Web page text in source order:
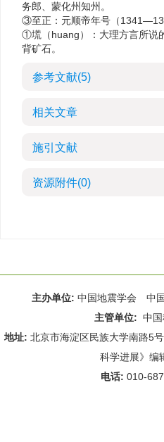
务郎、蒙化州知州。
③至正：元顺帝年号（
①塃（huang）：大理方言所说
背矿石。
参考文献(5)
相关文章
施引文献
资源附件(0)
主办单位: 中国地震学会 中
主管单位: 中
地址: 北京市海淀区民族大学南路5
科学进展》编
电话: 010-